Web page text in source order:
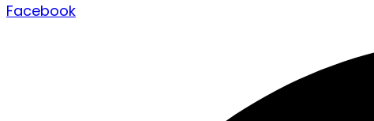
Facebook